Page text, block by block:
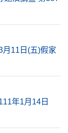
月11日(五)假家
年1月14日